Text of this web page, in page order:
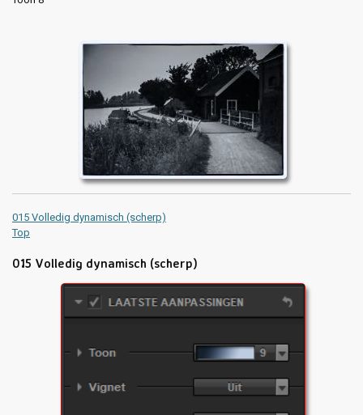
015 Volledig dynamisch (scherp)
Top
015 Volledig dynamisch (scherp)